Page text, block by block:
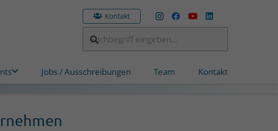
Kontakt
Jobs / Ausschreibungen Team Kontakt